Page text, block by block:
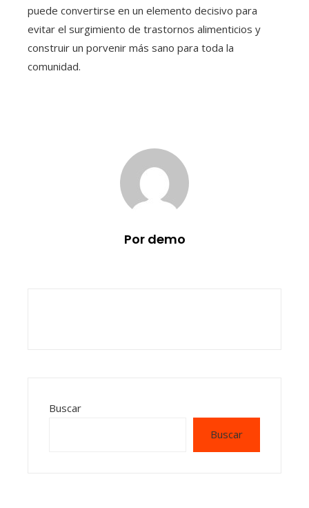
puede convertirse en un elemento decisivo para
evitar el surgimiento de trastornos alimenticios y
construir un porvenir más sano para toda la
comunidad.
Por demo
Buscar
Buscar